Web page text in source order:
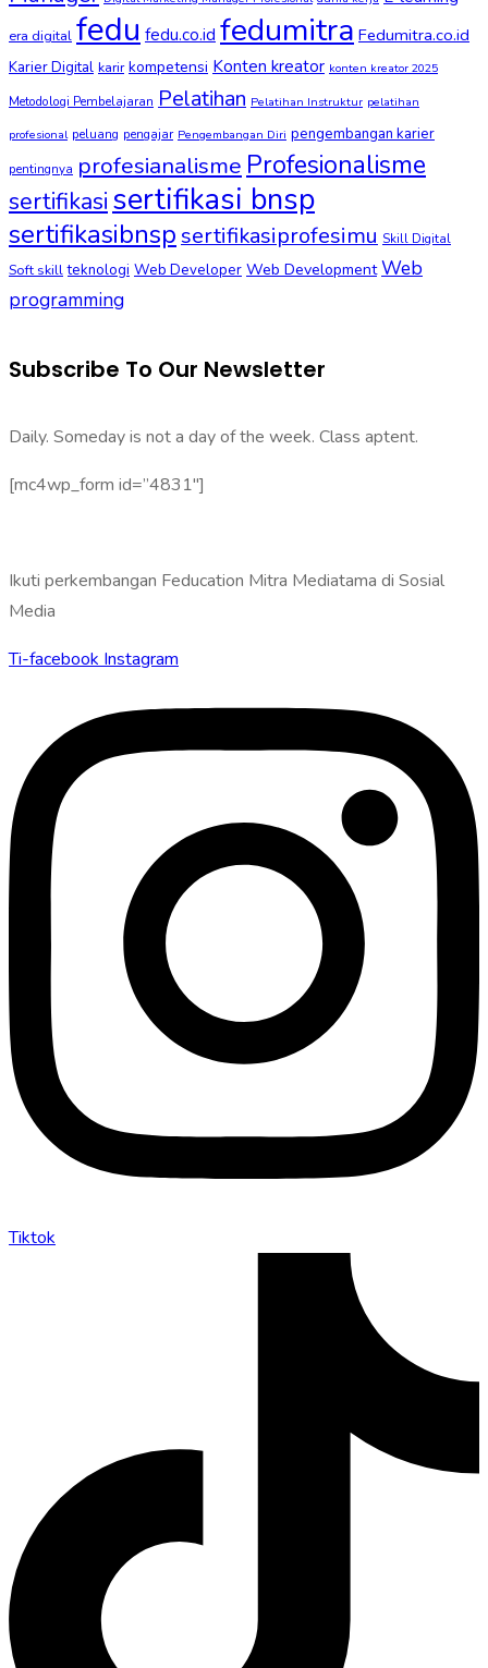
era digital fedu fedu.co.id fedumitra Fedumitra.co.id
Karier Digital karir kompetensi Konten kreator konten kreator 2025
Metodologi Pembelajaran Pelatihan Pelatihan Instruktur pelatihan
profesional peluang pengajar Pengembangan Diri pengembangan karier
pentingnya profesianalisme Profesionalisme
sertifikasi sertifikasi bnsp
sertifikasibnsp sertifikasiprofesimu Skill Digital
Soft skill teknologi Web Developer Web Development Web
programming
Subscribe To Our Newsletter
Daily. Someday is not a day of the week. Class aptent.
[mc4wp_form id=”4831″]
Ikuti perkembangan Feducation Mitra Mediatama di Sosial
Media
Ti-facebook Instagram
Tiktok